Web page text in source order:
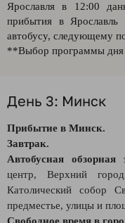
Ярославля в 12:00
прибытия в Ярославль
автобусу, следующему
**Выбор программы дня
День 3: Минск
Прибытие в Минск.
Завтрак.
Автобусная
центр, Верхний
Католический собор
предместье, улицы и